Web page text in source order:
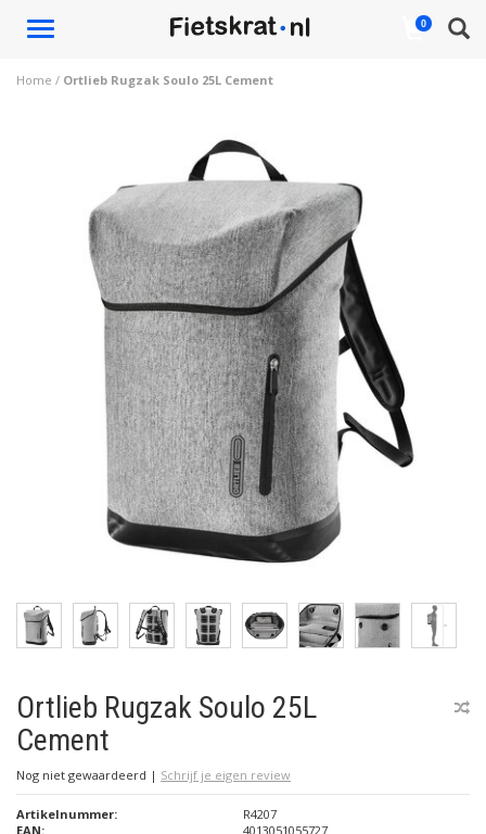
Toggle
0
Home / Ortlieb Rugzak Soulo 25L Cement
Ortlieb Rugzak Soulo 25L
Cement
Nog niet gewaardeerd | Schrijf je eigen review
Artikelnummer:
R4207
EAN:
4013051055727